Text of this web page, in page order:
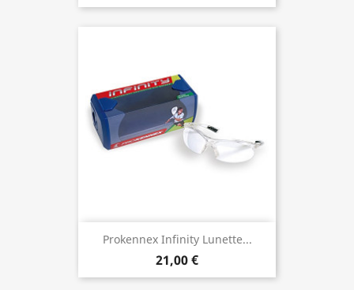
Prokennex Infinity Lunette...
21,00 €